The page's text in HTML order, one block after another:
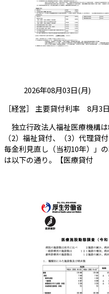
投稿日:2026年08月03日(月)
［経営］ 主要貸付利率 8月
独立行政法人福祉医療機構は
（2）福祉貸付、（3）代理貸
毎金利見直し（当初10年）」
は以下の通り。【医療貸付